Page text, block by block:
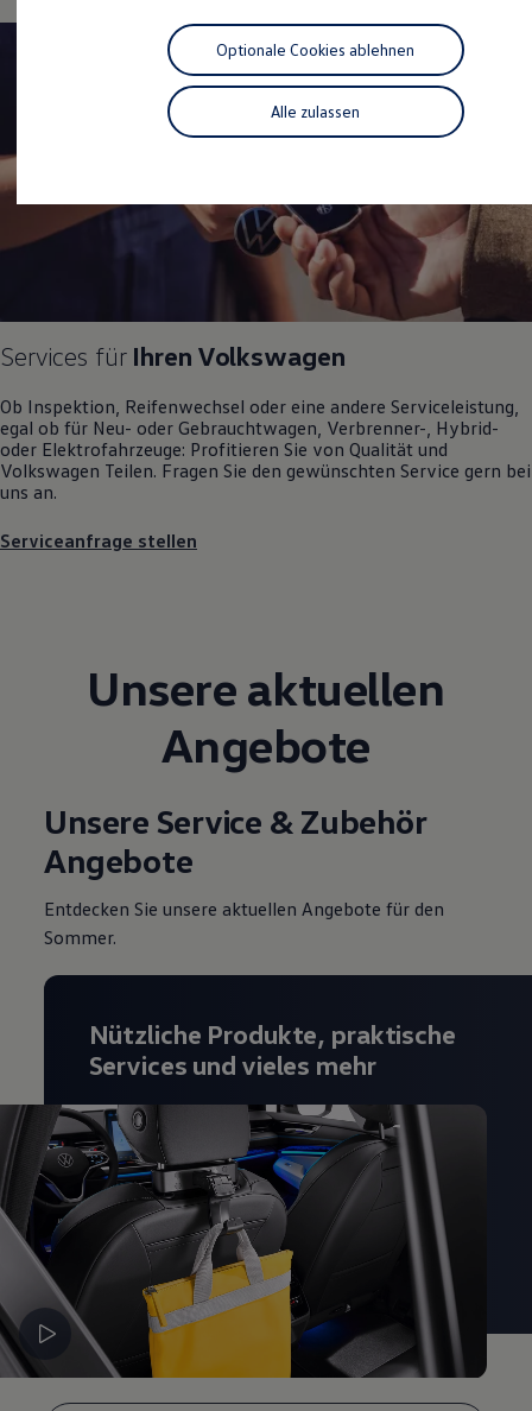
Lifestyle Shop
T-Roc Kollektion
Golf Kollektion
ID. Kollektion
Volkswagen Kollektion
R-Kollektion
#wedriveproud
Besitzer und Service
myVolkswagen
Inspektion und HU/AU
Reparaturen und Checks
Motorenöl und Flüssigkeiten
Pannen- und Unfallhilfe
Economy Service
Volkswagen Teile
Zubehör
Transport
Entertainment und Elektronik
Handy und Fahrzeug verbinden
Updates für Software, Karten und Radio
Über Ihr Auto
Vorgängermodelle
Kundeninformationen
Warn- und Kontrollleuchten
Assistenzsysteme
Digitale Betriebsanleitung
Live Beratung
Magazin
Lifestyle
Pannen- und Unfallhilfe
Volkswagen Kundenbetreuung
Services für Ihren Volkswagen
Ob Inspektion, Reifenwechsel oder eine andere Serviceleistung,
egal ob für Neu- oder Gebrauchtwagen , Verbrenner-, Hybrid-
oder Elektrofahrzeuge: Profitieren Sie von Qualität und
Volkswagen Teilen. Fragen Sie den gewünschten Service gern bei
uns an.
Serviceanfrage stellen
Unsere aktuellen
Angebote
Unsere Service & Zubehör
Angebote
Entdecken Sie unsere aktuellen Angebote für den
Sommer.
Nützliche Produkte, praktische
Services und vieles mehr
Alle zulassen
Optionale Cookies ablehnen